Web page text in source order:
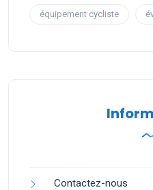
équipement cycliste
Contactez-nous